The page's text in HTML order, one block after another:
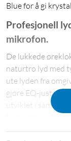
Blue for å gi
Profesjonell
mikrofon.
De lukkede
naturtro lyd med
ute lyden fra
gjøre EQ-
utviklet i
filtre som gjør